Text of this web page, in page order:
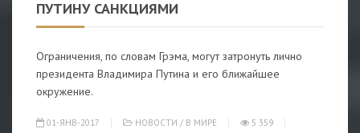
ПУТИНУ САНКЦИЯМИ
Ограничения, по словам Грэма, могут затронуть лично
президента Владимира Путина и его ближайшее
окружение.
01-ЯНВ-2017 НОВОСТИ / В МИРЕ
5 359